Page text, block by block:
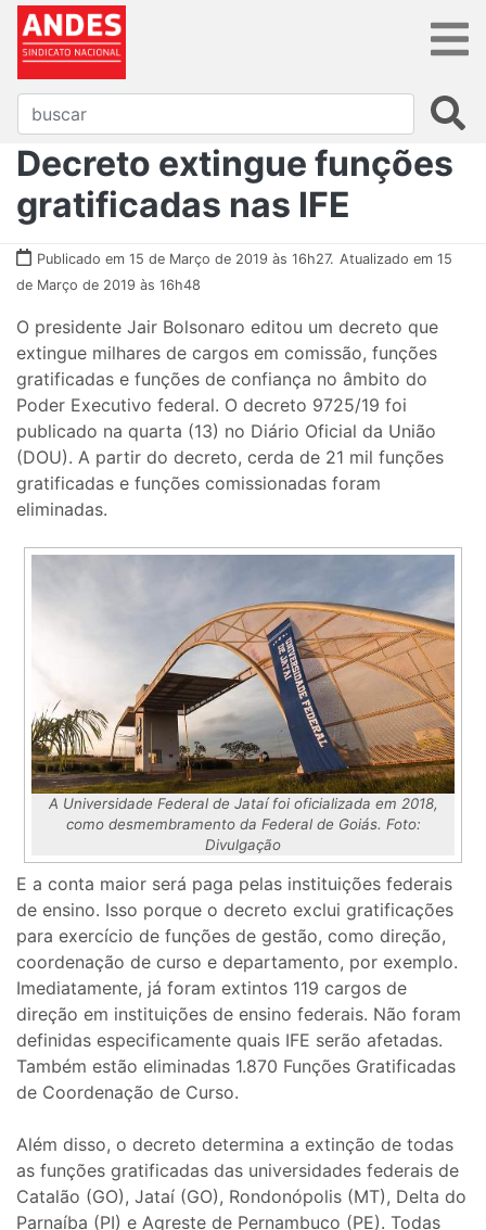
Decreto extingue funções
gratificadas nas IFE
Publicado em 15 de Março de 2019 às 16h27. Atualizado em 15
de Março de 2019 às 16h48
O presidente Jair Bolsonaro editou um decreto que
extingue milhares de cargos em comissão, funções
gratificadas e funções de confiança no âmbito do
Poder Executivo federal. O decreto 9725/19 foi
publicado na quarta (13) no Diário Oficial da União
(DOU). A partir do decreto, cerda de 21 mil funções
gratificadas e funções comissionadas foram
eliminadas.
A Universidade Federal de Jataí foi oficializada em 2018,
como desmembramento da Federal de Goiás. Foto:
Divulgação
E a conta maior será paga pelas instituições federais
de ensino. Isso porque o decreto exclui gratificações
para exercício de funções de gestão, como direção,
coordenação de curso e departamento, por exemplo.
Imediatamente, já foram extintos 119 cargos de
direção em instituições de ensino federais. Não foram
definidas especificamente quais IFE serão afetadas.
Também estão eliminadas 1.870 Funções Gratificadas
de Coordenação de Curso.
Além disso, o decreto determina a extinção de todas
as funções gratificadas das universidades federais de
Catalão (GO), Jataí (GO), Rondonópolis (MT), Delta do
Parnaíba (PI) e Agreste de Pernambuco (PE). Todas